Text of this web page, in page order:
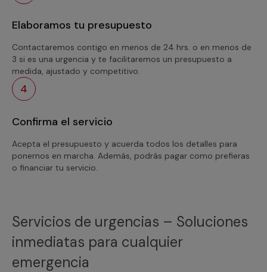
Elaboramos tu presupuesto
Contactaremos contigo en menos de 24 hrs. o en menos de
3 si es una urgencia y te facilitaremos un presupuesto a
medida, ajustado y competitivo.
4
Confirma el servicio
Acepta el presupuesto y acuerda todos los detalles para
ponernos en marcha. Además, podrás pagar como prefieras
o financiar tu servicio.
Servicios de urgencias – Soluciones
inmediatas para cualquier
emergencia